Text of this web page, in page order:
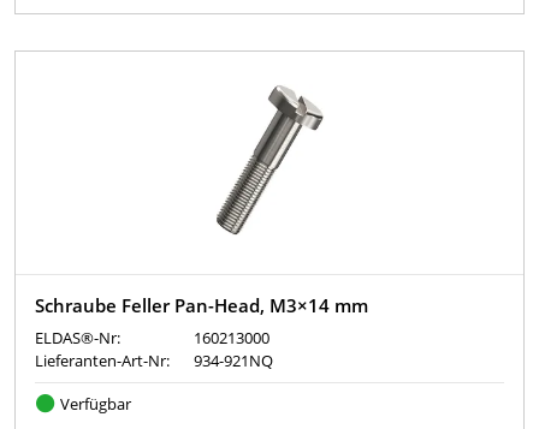
Schraube Feller Pan-Head, M3×14 mm
ELDAS®-Nr:
160213000
Lieferanten-Art-Nr:
934-921NQ
Verfügbar